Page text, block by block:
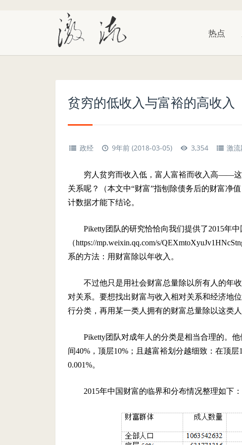
热点
贫穷的低收入与富裕的高收入
政经 9年前 (2018-03-05) 3,354 激流
穷人贫穷而收入低，富人富裕而收入高——
关系呢？（本文中“财富”指刨除债务后的财富净
计数据才能下结论。
Piketty团队的研究恰恰向我们提供了2015年
（https://mp.weixin.qq.com/s/
系的方法：用财富除以年收入。
不过他只是用社会财富总量除以所有人的年
对关系。要想找出财富与收入相对关系和经济地
行分类，再用某一类人拥有的财富总量除以这类人
Piketty团队对成年人的分类是相当合理的。
间40%，顶层10%；且越富裕划分越细致：在顶
0.001%。
2015年中国财富的临界和分布情况整理如下：